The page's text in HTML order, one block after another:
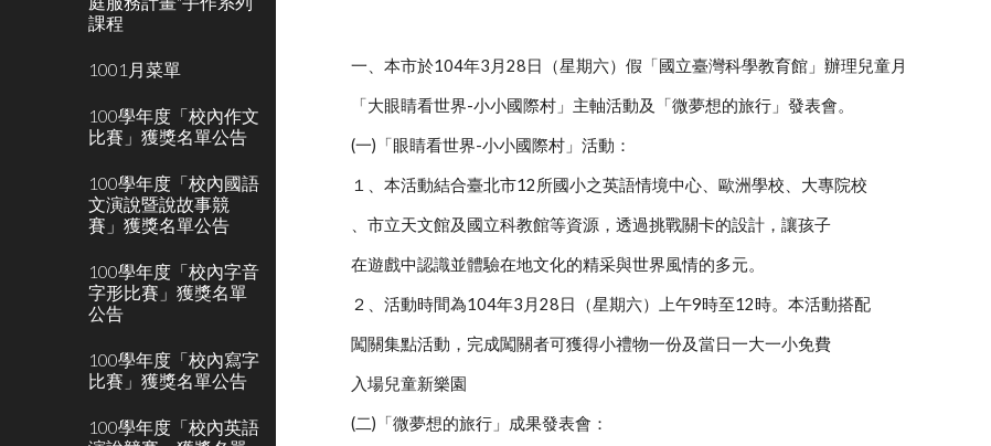
課程
1001月菜單
100學年度「校內作文
比賽」獲獎名單公告
100學年度「校內國語
文演說暨說故事競
賽」獲獎名單公告
100學年度「校內字音
字形比賽」獲獎名單
公告
100學年度「校內寫字
比賽」獲獎名單公告
100學年度「校內英語
一、本市於104年3月28日（星期六）假「國立臺灣科學教育館」辦理兒童月
「大眼睛看世界-小小國際村」主軸活動及「微夢想的旅行」發表會。
(一)「眼睛看世界-小小國際村」活動：
１、本活動結合臺北市12所國小之英語情境中心、歐洲學校、大專院校
、市立天文館及國立科教館等資源，透過挑戰關卡的設計，讓孩子
在遊戲中認識並體驗在地文化的精采與世界風情的多元。
２、活動時間為104年3月28日（星期六）上午9時至12時。本活動搭配
闖關集點活動，完成闖關者可獲得小禮物一份及當日一大一小免費
入場兒童新樂園
(二)「微夢想的旅行」成果發表會：